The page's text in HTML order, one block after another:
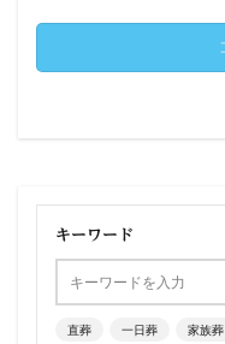
キーワード
直葬 一日葬 家族葬